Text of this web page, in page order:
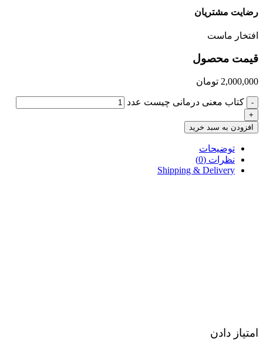
رضایت مشتریان
افتخار ماست
قیمت محصول
2,000,000 تومان
- کتاب معنی درمانی چیست عدد
+
افزودن به سبد خرید
توضیحات
نظرات (0)
Shipping & Delivery
امتیاز دادن